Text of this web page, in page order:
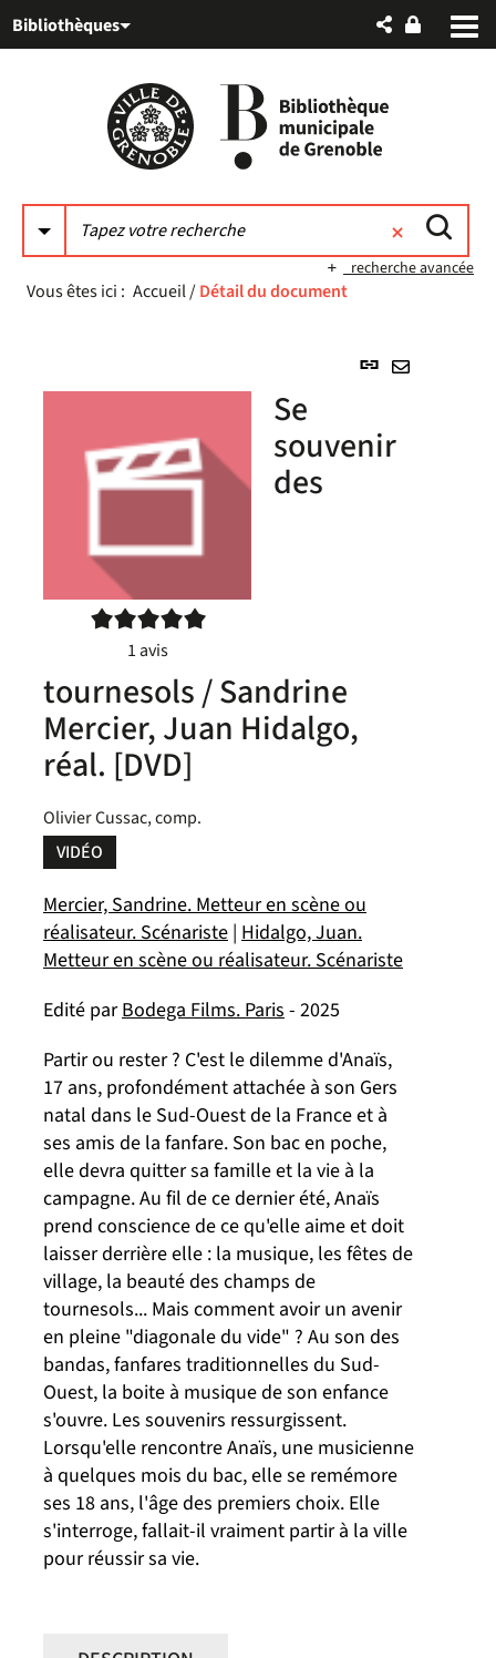
au
auBibliothèques
recherche avancée
Vous êtes ici : Accueil/Détail du document
Lien
5/5
1avis
Se
souvenir
des
tournesols / Sandrine
Mercier, Juan Hidalgo,
réal. [DVD]
Olivier Cussac, comp.
VIDÉO
Mercier, Sandrine. Metteur en scène ou
réalisateur. Scénariste | Hidalgo, Juan.
Metteur en scène ou réalisateur. Scénariste
Edité parBodega Films. Paris- 2025
Partir ou rester ? C'est le dilemme d'Anaïs,
17 ans, profondément attachée à son Gers
natal dans le Sud-Ouest de la France et à
ses amis de la fanfare. Son bac en poche,
elle devra quitter sa famille et la vie à la
campagne. Au fil de ce dernier été, Anaïs
prend conscience de ce qu'elle aime et doit
laisser derrière elle : la musique, les fêtes de
village, la beauté des champs de
tournesols... Mais comment avoir un avenir
en pleine "diagonale du vide" ? Au son des
bandas, fanfares traditionnelles du Sud-
Ouest, la boite à musique de son enfance
s'ouvre. Les souvenirs ressurgissent.
Lorsqu'elle rencontre Anaïs, une musicienne
à quelques mois du bac, elle se remémore
ses 18 ans, l'âge des premiers choix. Elle
s'interroge, fallait-il vraiment partir à la ville
pour réussir sa vie.